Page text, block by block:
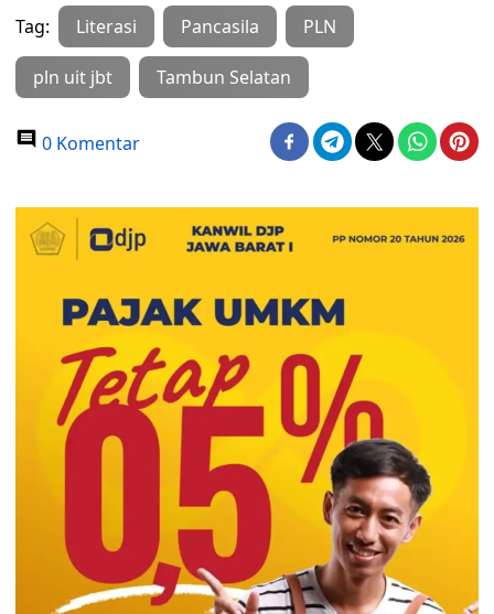
Tag: Literasi Pancasila PLN
pln uit jbt Tambun Selatan
0 Komentar